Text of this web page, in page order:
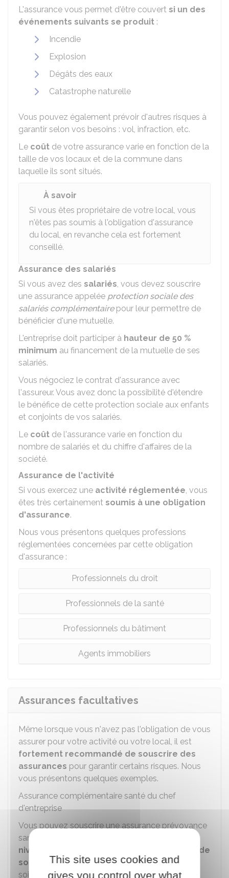
L'assurance vous permet d'être couvert si un des
événements suivants se produit :
Incendie
Explosion
Dégâts des eaux
Catastrophe naturelle
Vous pouvez également prévoir d'autres risques à
garantir selon vos besoins : vol, infraction, etc.
Le coût de votre assurance varie en fonction de la
taille de vos locaux et de la commune dans
laquelle ils sont situés.
À savoir
Si vous êtes propriétaire de votre local, vous
n'êtes pas soumis à l'obligation d'assurance
du local, en revanche cela est fortement
conseillé.
Assurance des salariés
Si vous avez des salariés, vous devez souscrire
une assurance appelée protection sociale des
salariés complémentairepour leur permettre de
bénéficier d'une mutuelle.
L'entreprise doit participer à hauteur de 50 %
minimum au financement de la mutuelle de ses
salariés.
Vous négociez le contrat d'assurance avec
l'assureur. Vous avez donc la possibilité d'étendre
le bénéfice de cette protection sociale aux enfants
et conjoints de vos salariés.
Le coût de l'assurance varie en fonction du
nombre de salariés et du chiffre d'affaires de la
société.
Assurance de l'activité
Si vous exercez une activité réglementée, vous
êtes très certainement soumis à une obligation
d'assurance.
Nous vous présentons quelques professions
réglementées concernées par cette obligation
d'assurance :
Professionnels du droit
Professionnels de la santé
Professionnels du bâtiment
Agents immobiliers
Assurances facultatives
Même lorsque vous n'avez pas l'obligation de vous
assurer pour votre activité ou votre local, il est
fortement recommandé de souscrire des
assurances pour garantir certains risques. Nous
vous présentons quelques exemples.
Assurance complémentaire santé du chef
d'entreprise
Vous pouvez souscrire une assurance prévoyance
santé qui vous permet de sélectionner
niveaux de remboursements sur les types de
soins que vous choisissez. Il pourra s'agir des
soins de médecine, des équipement dentaires et
This site uses cookies and
gives you control over what